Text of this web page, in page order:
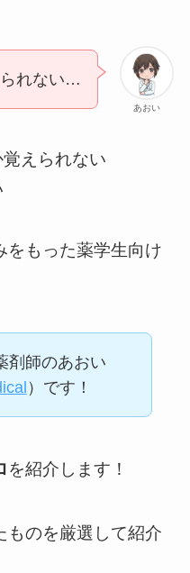
あおい
れない…
えられない
をもった薬学生向け
剤師のあおい
）です！
を紹介します！
ものを厳選して紹介